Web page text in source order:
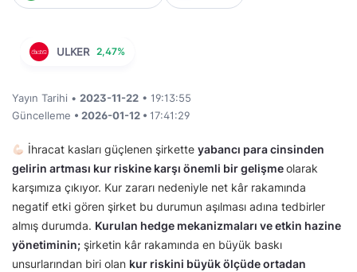
ULKER 2,47%
Yayın Tarihi • 2023-11-22 • 19:13:55
Güncelleme • 2026-01-12 • 17:41:29
İhracat kasları güçlenen şirkette yabancı para cinsinden
gelirin artması kur riskine karşı önemli bir gelişmeolarak
karşımıza çıkıyor. Kur zararı nedeniyle net kâr rakamında
negatif etki gören şirket bu durumun aşılması adına tedbirler
almış durumda. Kurulan hedge mekanizmaları ve etkin hazine
yönetiminin; şirketin kâr rakamında en büyük baskı
unsurlarından biri olan kur riskini büyük ölçüde ortadan